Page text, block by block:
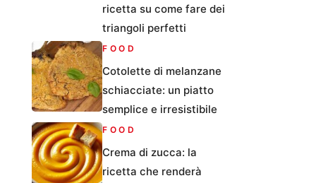
ricetta su come fare dei
triangoli perfetti
FOOD
Cotolette di melanzane
schiacciate: un piatto
semplice e irresistibile
FOOD
Crema di zucca: la
ricetta che renderà